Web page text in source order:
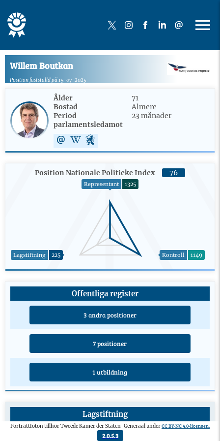
Willem Boutkan
Position fastställd på 15-07-2025
Ålder
71
Bostad
Almere
Period
parlamentsledamot
23 månader
Position Nationale Politieke Index 76
Lagstiftning 225
Representant 1325
Kontroll 1149
Offentliga register
3 andra positioner
7 positioner
1 utbildning
Lagstiftning
Lagförslag från privatpersoner
0
Porträttfoton tillhör Tweede Kamer der Staten-Generaal underCC BY-NC 4.0-licensen.
2.0.5.3